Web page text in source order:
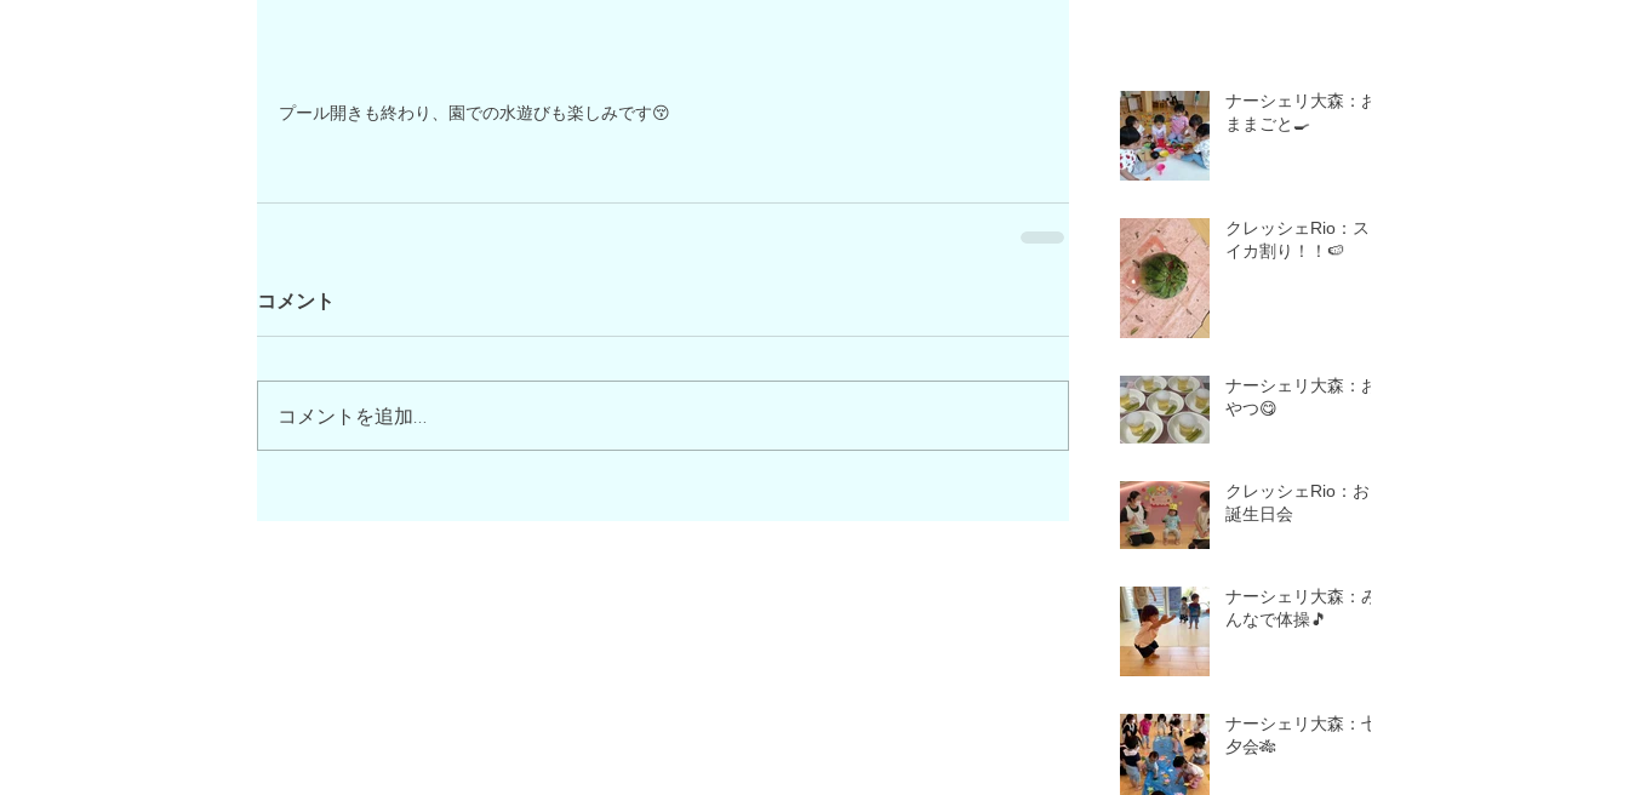
プール開きも終わり、園での水遊びも楽しみです😚
コメント
コメントを追加…
ナーシェリ大森：お
ままごと🍳
クレッシェRio：ス
イカ割り！！🍉
ナーシェリ大森：お
やつ😋
クレッシェRio：お
誕生日会
ナーシェリ大森：み
んなで体操🎵
ナーシェリ大森：七
夕会🎋